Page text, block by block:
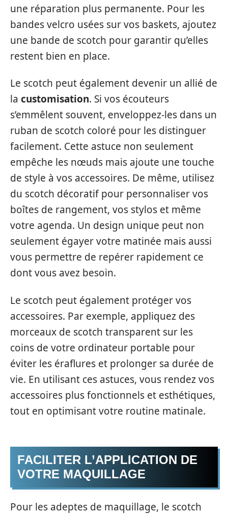
une réparation plus permanente. Pour les
bandes velcro usées sur vos baskets, ajoutez
une bande de scotch pour garantir qu’elles
restent bien en place.
Le scotch peut également devenir un allié de
la customisation. Si vos écouteurs
s’emmêlent souvent, enveloppez-les dans un
ruban de scotch coloré pour les distinguer
facilement. Cette astuce non seulement
empêche les nœuds mais ajoute une touche
de style à vos accessoires. De même, utilisez
du scotch décoratif pour personnaliser vos
boîtes de rangement, vos stylos et même
votre agenda. Un design unique peut non
seulement égayer votre matinée mais aussi
vous permettre de repérer rapidement ce
dont vous avez besoin.
Le scotch peut également protéger vos
accessoires. Par exemple, appliquez des
morceaux de scotch transparent sur les
coins de votre ordinateur portable pour
éviter les éraflures et prolonger sa durée de
vie. En utilisant ces astuces, vous rendez vos
accessoires plus fonctionnels et esthétiques,
tout en optimisant votre routine matinale.
FACILITER L’APPLICATION DE
VOTRE MAQUILLAGE
Pour les adeptes de maquillage, le scotch